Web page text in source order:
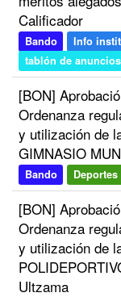
Calificador
Bando
Info
tablón de anuncios
[BON]
Ordenanza
y utilización de
GIMNASIO
Bando Deportes
[BON]
Ordenanza
y utilización de
Ultzama